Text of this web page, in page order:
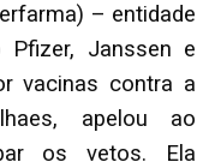
– entidade
Pfizer, Janssen e
vacinas contra a
apelou ao
os vetos. Ela